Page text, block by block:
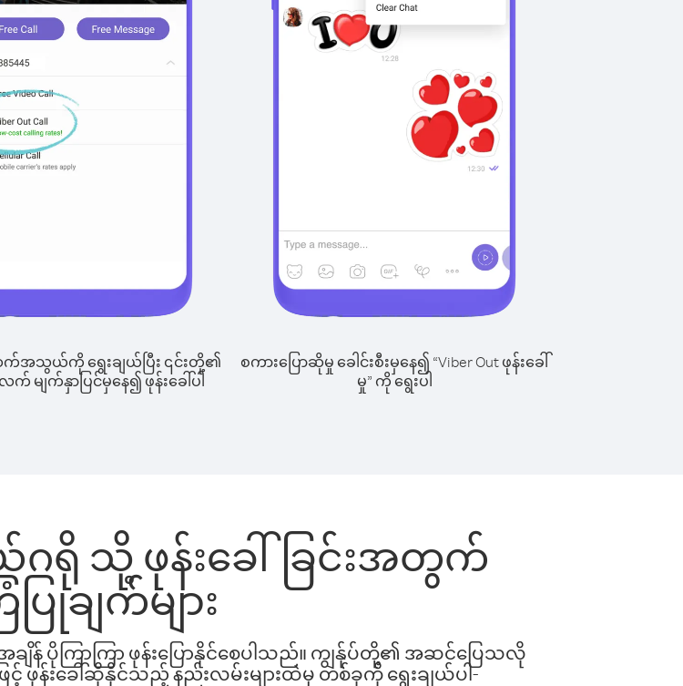
က်အသွယ်ကို ရွေးချယ်ပြီး ၎င်းတို့၏
မျက်နှာပြင်မှနေ၍ ဖုန်းခေါ်ပါ
စကားပြောဆိုမှု ခေါင်းစီးမှနေ၍ “Viber Out ဖုန်းခေါ်
မှု” ကို ရွေးပါ
ဂရို သို့ ဖုန်းခေါ်ခြင်းအတွက်
ြုချက်များ
န် ပိုကြာကြာ ဖုန်းပြောနိုင်စေပါသည်။ ကျွန်ုပ်တို့၏ အဆင်ပြေသလို
င့် ဖုန်းခေါ်ဆိုနိုင်သည့် နည်းလမ်းများထဲမှ တစ်ခုကို ရွေးချယ်ပါ-